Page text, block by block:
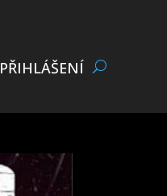
PŘIHLÁŠENÍ